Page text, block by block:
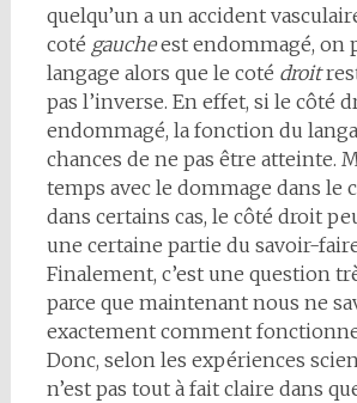
quelqu’un a un accident
coté gaucheest endommagé, on
langage alors que le coté droit
pas l’inverse. En effet, si le côté
endommagé, la fonction du
chances de ne pas être atteinte.
temps avec le dommage dans le
dans certains cas, le côté droit
une certaine partie du savoir-
Finalement, c’est une question
parce que maintenant nous ne
exactement comment
Donc, selon les expériences
n’est pas tout à fait claire dans